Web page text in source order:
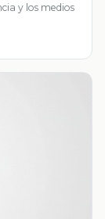
y los medios